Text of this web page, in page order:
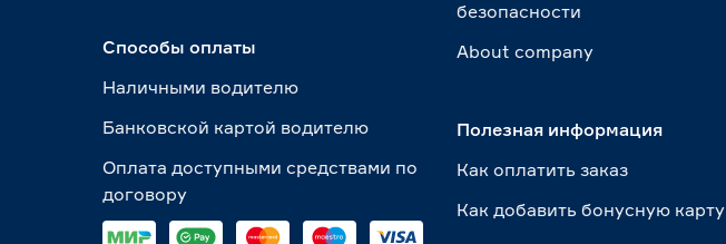
Способы оплаты
Наличными водителю
Банковской картой водителю
Оплата доступными средствами по
договору
безопасности
About сompany
Полезная информация
Как оплатить заказ
Как добавить бонусную карту